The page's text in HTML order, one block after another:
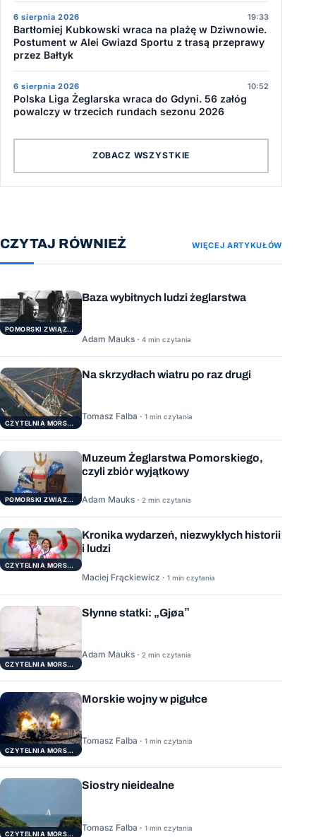
6 sierpnia 2026 19:33
Bartłomiej Kubkowski wraca na plażę w Dziwnowie.
Postument w Alei Gwiazd Sportu z trasą przeprawy
przez Bałtyk
6 sierpnia 2026 10:52
Polska Liga Żeglarska wraca do Gdyni. 56 załóg
powalczy w trzecich rundach sezonu 2026
ZOBACZ WSZYSTKIE
CZYTAJ RÓWNIEŻ WIĘCEJ ARTYKUŁÓW
POMORSKI ZWIĄZEK ŻEGLARSKI
Baza wybitnych ludzi żeglarstwa
Adam Mauks · 4 min czytania
CZYTELNIA MORSKA
Na skrzydłach wiatru po raz drugi
Tomasz Falba · 1 min czytania
POMORSKI ZWIĄZEK ŻEGLARSKI
Muzeum Żeglarstwa Pomorskiego,
czyli zbiór wyjątkowy
Adam Mauks · 2 min czytania
CZYTELNIA MORSKA
Kronika wydarzeń, niezwykłych historii
i ludzi
Maciej Frąckiewicz · 1 min czytania
CZYTELNIA MORSKA
Słynne statki: „Gjøa”
Adam Mauks · 2 min czytania
CZYTELNIA MORSKA
Morskie wojny w pigułce
Tomasz Falba · 1 min czytania
CZYTELNIA MORSKA
Siostry nieidealne
Tomasz Falba · 1 min czytania